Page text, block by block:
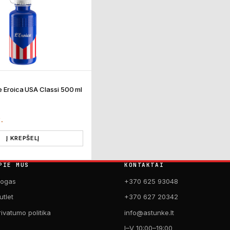
Eroica USA Classi 500 ml
Į KREPŠELĮ
MUS
politika
KONTAKTAI
+370 625 93048
+370 627 20342
info@astunke.lt
I–V 10:00–19:00